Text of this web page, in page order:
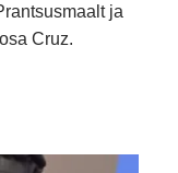
ja
Cruz.